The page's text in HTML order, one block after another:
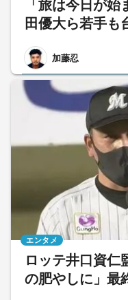
「旅は今日が
田優大ら若手も
加藤忍
ロッテ井口資仁
の肥やしに」最
エンタメ